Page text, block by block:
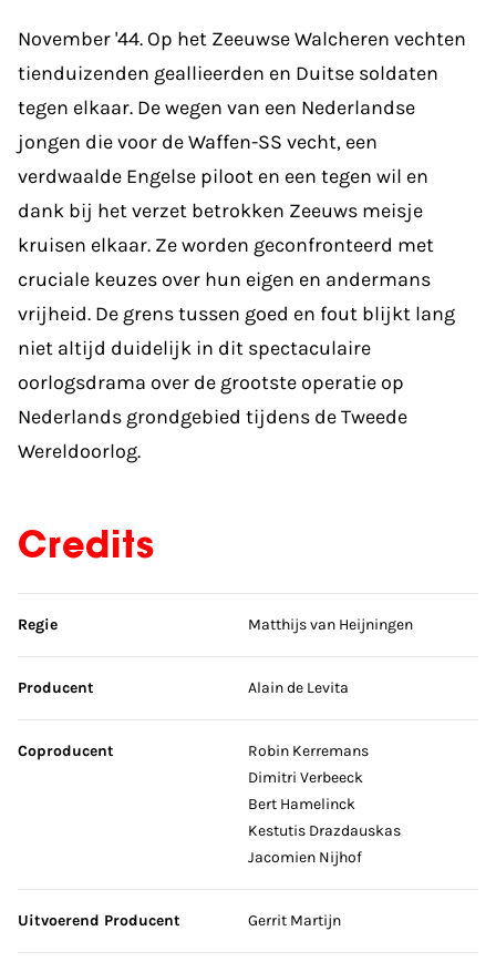
November '44. Op het Zeeuwse Walcheren vechten
tienduizenden geallieerden en Duitse soldaten
tegen elkaar. De wegen van een Nederlandse
jongen die voor de Waffen-SS vecht, een
verdwaalde Engelse piloot en een tegen wil en
dank bij het verzet betrokken Zeeuws meisje
kruisen elkaar. Ze worden geconfronteerd met
cruciale keuzes over hun eigen en andermans
vrijheid. De grens tussen goed en fout blijkt lang
niet altijd duidelijk in dit spectaculaire
oorlogsdrama over de grootste operatie op
Nederlands grondgebied tijdens de Tweede
Wereldoorlog.
Credits
Sla credits over
Regie Matthijs van Heijningen
Producent Alain de Levita
Coproducent
Robin Kerremans
Dimitri Verbeeck
Bert Hamelinck
Kestutis Drazdauskas
Jacomien Nijhof
Uitvoerend Producent Gerrit Martijn